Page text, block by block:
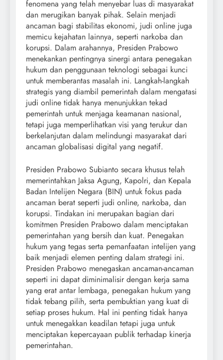
fenomena yang telah menyebar luas di masyarakat
dan merugikan banyak pihak. Selain menjadi
ancaman bagi stabilitas ekonomi, judi online juga
memicu kejahatan lainnya, seperti narkoba dan
korupsi. Dalam arahannya, Presiden Prabowo
menekankan pentingnya sinergi antara penegakan
hukum dan penggunaan teknologi sebagai kunci
untuk memberantas masalah ini. Langkah-langkah
strategis yang diambil pemerintah dalam mengatasi
judi online tidak hanya menunjukkan tekad
pemerintah untuk menjaga keamanan nasional,
tetapi juga memperlihatkan visi yang terukur dan
berkelanjutan dalam melindungi masyarakat dari
ancaman globalisasi digital yang negatif.
Presiden Prabowo Subianto secara khusus telah
memerintahkan Jaksa Agung, Kapolri, dan Kepala
Badan Intelijen Negara (BIN) untuk fokus pada
ancaman berat seperti judi online, narkoba, dan
korupsi. Tindakan ini merupakan bagian dari
komitmen Presiden Prabowo dalam menciptakan
pemerintahan yang bersih dan kuat. Penegakan
hukum yang tegas serta pemanfaatan intelijen yang
baik menjadi elemen penting dalam strategi ini.
Presiden Prabowo menegaskan ancaman-ancaman
seperti ini dapat diminimalisir dengan kerja sama
yang erat antar lembaga, penegakan hukum yang
tidak tebang pilih, serta pembuktian yang kuat di
setiap proses hukum. Hal ini penting tidak hanya
untuk menegakkan keadilan tetapi juga untuk
menciptakan kepercayaan publik terhadap kinerja
pemerintahan.